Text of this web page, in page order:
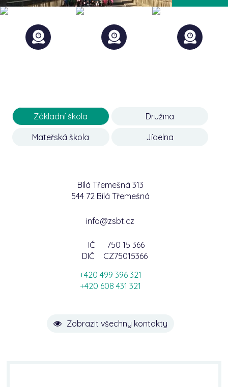
Základní škola Družina
Mateřská škola Jídelna
Bílá Třemešná 313
544 72 Bílá Třemešná
info@zsbt.cz
IČ
750 15 366
DIČ
CZ75015366
+420 499 396 321
+420 608 431 321
Zobrazit všechny kontakty